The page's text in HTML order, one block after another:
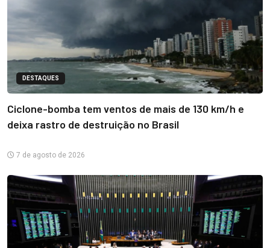
DESTAQUES
Ciclone-bomba tem ventos de mais de 130 km/h e
deixa rastro de destruição no Brasil
7 de agosto de 2026